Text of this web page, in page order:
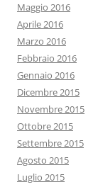
Maggio 2016
Aprile 2016
Marzo 2016
Febbraio 2016
Gennaio 2016
Dicembre 2015
Novembre 2015
Ottobre 2015
Settembre 2015
Agosto 2015
Luglio 2015